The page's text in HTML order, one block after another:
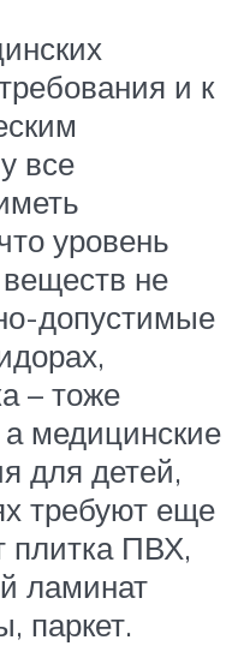
и к
все
уровень
не
допустимые
– тоже
медицинские
для детей,
требуют еще
плитка ПВХ,
ламинат
паркет.